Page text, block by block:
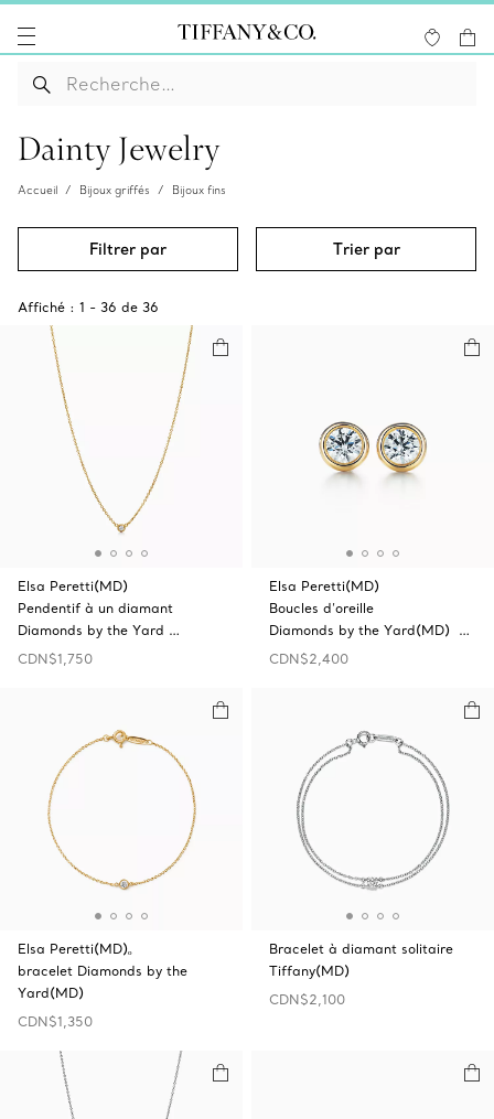
Dainty Jewelry
Accueil Bijoux griffés Bijoux fins
Filtrer par Trier par
Affiché : 1 - 36 de 36
Elsa Peretti(MD)
Pendentif à un diamant
Diamonds by the Yard …
CDN$1,750
Elsa Peretti(MD)
Boucles d’oreille
Diamonds by the Yard(MD) …
CDN$2,400
Elsa Peretti(MD)ₒ
bracelet Diamonds by the
Yard(MD)
CDN$1,350
Bracelet à diamant solitaire
Tiffany(MD)
CDN$2,100